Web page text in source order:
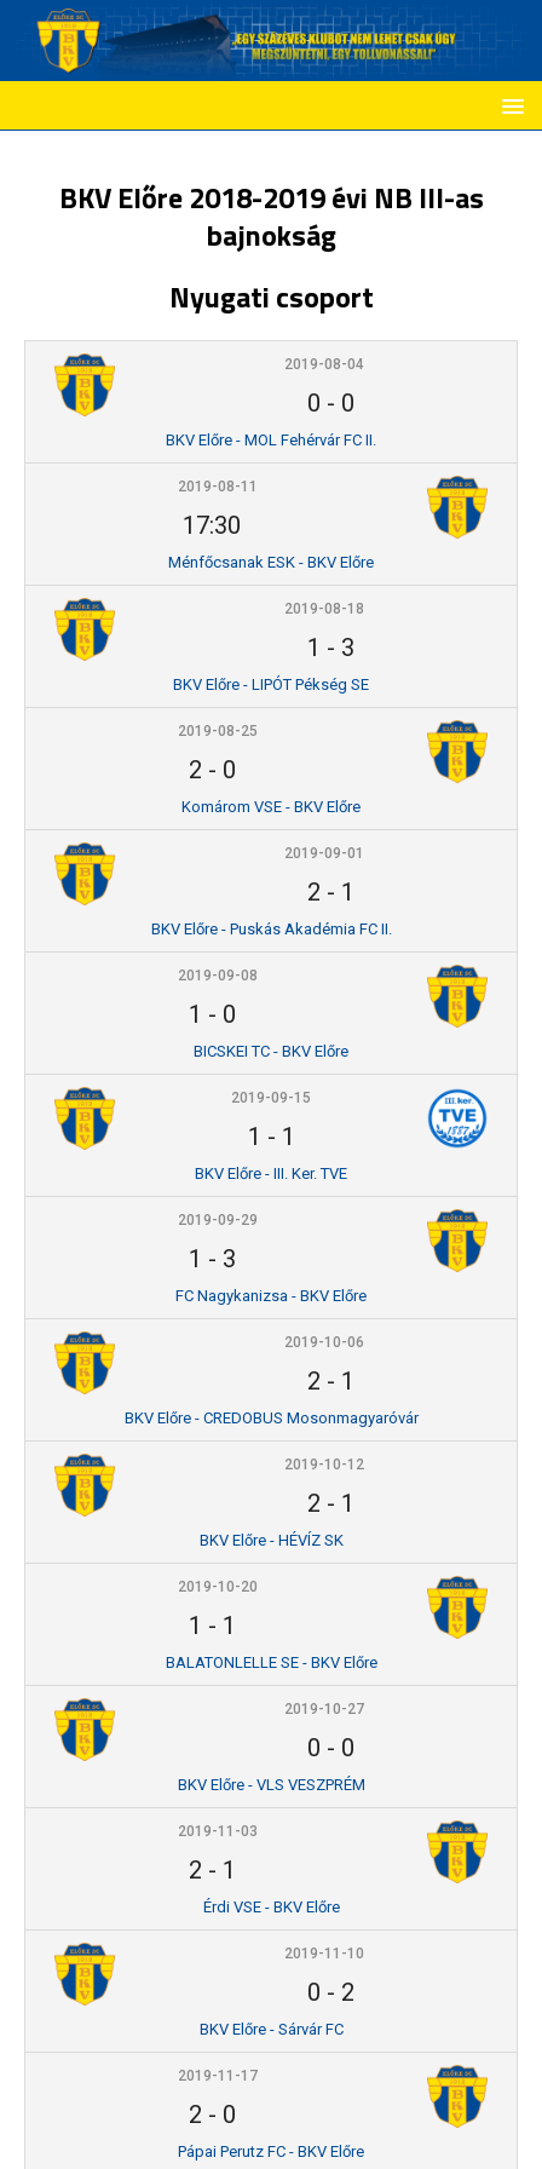
BKV Előre 2018-2019 évi NB III-as
bajnokság
Nyugati csoport
2019-08-04
0 - 0
BKV Előre - MOL Fehérvár FC II.
2019-08-11
17:30
Ménfőcsanak ESK - BKV Előre
2019-08-18
1 - 3
BKV Előre - LIPÓT Pékség SE
2019-08-25
2 - 0
Komárom VSE - BKV Előre
2019-09-01
2 - 1
BKV Előre - Puskás Akadémia FC II.
2019-09-08
1 - 0
BICSKEI TC - BKV Előre
2019-09-15
1 - 1
BKV Előre - III. Ker. TVE
2019-09-29
1 - 3
FC Nagykanizsa - BKV Előre
2019-10-06
2 - 1
BKV Előre - CREDOBUS Mosonmagyaróvár
2019-10-12
2 - 1
BKV Előre - HÉVÍZ SK
2019-10-20
1 - 1
BALATONLELLE SE - BKV Előre
2019-10-27
0 - 0
BKV Előre - VLS VESZPRÉM
2019-11-03
2 - 1
Érdi VSE - BKV Előre
2019-11-10
0 - 2
BKV Előre - Sárvár FC
2019-11-17
2 - 0
Pápai Perutz FC - BKV Előre